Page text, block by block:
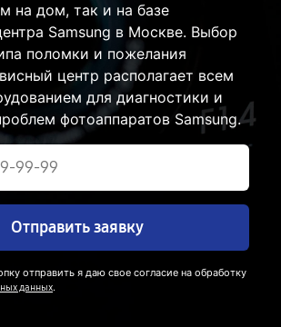
на дом, так и на базе
Samsung в Москве. Выбор
поломки и пожелания
центр располагает всем
для диагностики и
фотоаппаратов Samsung.
Отправить заявку
отправить я даю свое согласие на обработку
данных.